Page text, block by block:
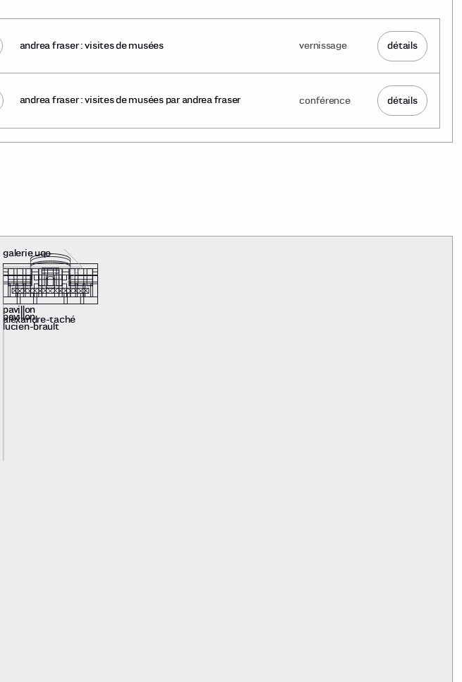
andrea fraser : visites de musées vernissage détails
andrea fraser : visites de musées par andrea fraser conférence détails
galerie uqo
pavillon
lucien-brault
pavillon
alexandre-taché